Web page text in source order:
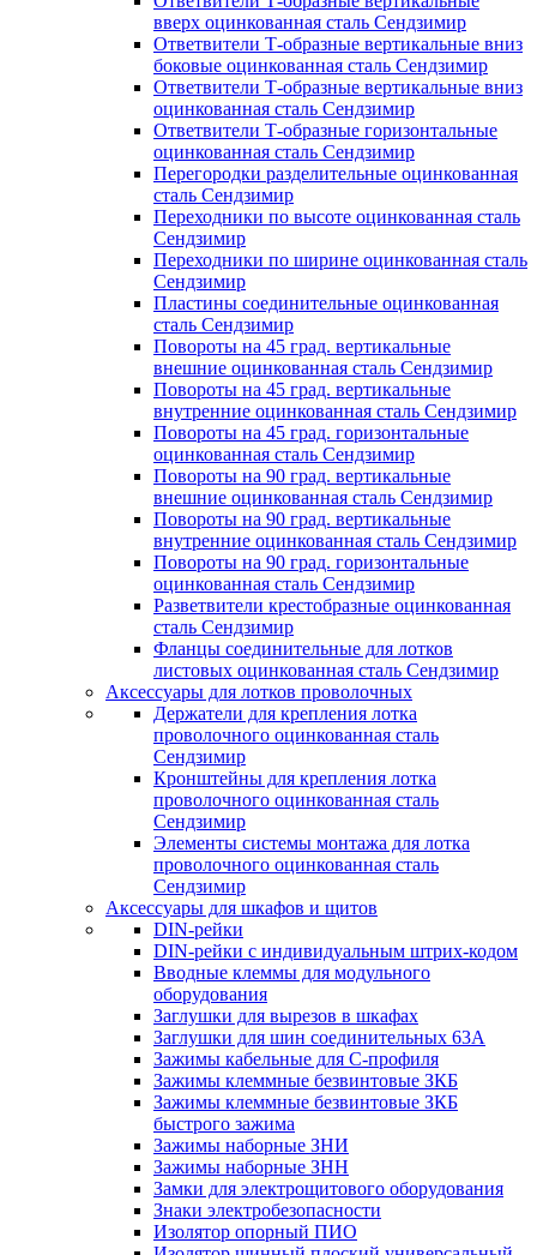
вверх оцинкованная сталь Сендзимир
Ответвители Т-образные вертикальные вниз
боковые оцинкованная сталь Сендзимир
Ответвители Т-образные вертикальные вниз
оцинкованная сталь Сендзимир
Ответвители Т-образные горизонтальные
оцинкованная сталь Сендзимир
Перегородки разделительные оцинкованная
сталь Сендзимир
Переходники по высоте оцинкованная сталь
Сендзимир
Переходники по ширине оцинкованная сталь
Сендзимир
Пластины соединительные оцинкованная
сталь Сендзимир
Повороты на 45 град. вертикальные
внешние оцинкованная сталь Сендзимир
Повороты на 45 град. вертикальные
внутренние оцинкованная сталь Сендзимир
Повороты на 45 град. горизонтальные
оцинкованная сталь Сендзимир
Повороты на 90 град. вертикальные
внешние оцинкованная сталь Сендзимир
Повороты на 90 град. вертикальные
внутренние оцинкованная сталь Сендзимир
Повороты на 90 град. горизонтальные
оцинкованная сталь Сендзимир
Разветвители крестобразные оцинкованная
сталь Сендзимир
Фланцы соединительные для лотков
листовых оцинкованная сталь Сендзимир
Аксессуары для лотков проволочных
Держатели для крепления лотка
проволочного оцинкованная сталь
Сендзимир
Кронштейны для крепления лотка
проволочного оцинкованная сталь
Сендзимир
Элементы системы монтажа для лотка
проволочного оцинкованная сталь
Сендзимир
Аксессуары для шкафов и щитов
DIN-рейки
DIN-рейки с индивидуальным штрих-кодом
Вводные клеммы для модульного
оборудования
Заглушки для вырезов в шкафах
Заглушки для шин соединительных 63А
Зажимы кабельные для С-профиля
Зажимы клеммные безвинтовые ЗКБ
Зажимы клеммные безвинтовые ЗКБ
быстрого зажима
Зажимы наборные ЗНИ
Зажимы наборные ЗНН
Замки для электрощитового оборудования
Знаки электробезопасности
Изолятор опорный ПИО